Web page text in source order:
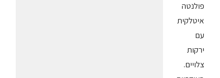
פולנטה
איטלקית
עם
ירקות
צלויים.